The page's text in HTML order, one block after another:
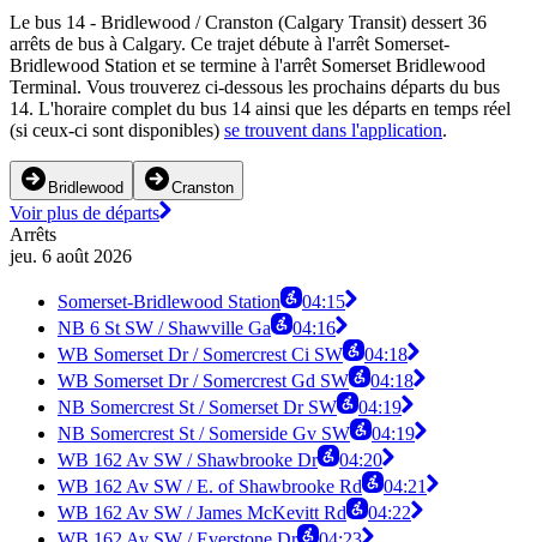
Le bus 14 - Bridlewood / Cranston (Calgary Transit) dessert 36
arrêts de bus à Calgary. Ce trajet débute à l'arrêt Somerset-
Bridlewood Station et se termine à l'arrêt Somerset Bridlewood
Terminal. Vous trouverez ci-dessous les prochains départs du bus
14. L'horaire complet du bus 14 ainsi que les départs en temps réel
(si ceux-ci sont disponibles) se trouvent dans l'application.
Bridlewood Cranston
Voir plus de départs
Arrêts
jeu. 6 août 2026
Somerset-Bridlewood Station
04:15
NB 6 St SW / Shawville Ga
04:16
WB Somerset Dr / Somercrest Ci SW
04:18
WB Somerset Dr / Somercrest Gd SW
04:18
NB Somercrest St / Somerset Dr SW
04:19
NB Somercrest St / Somerside Gv SW
04:19
WB 162 Av SW / Shawbrooke Dr
04:20
WB 162 Av SW / E. of Shawbrooke Rd
04:21
WB 162 Av SW / James McKevitt Rd
04:22